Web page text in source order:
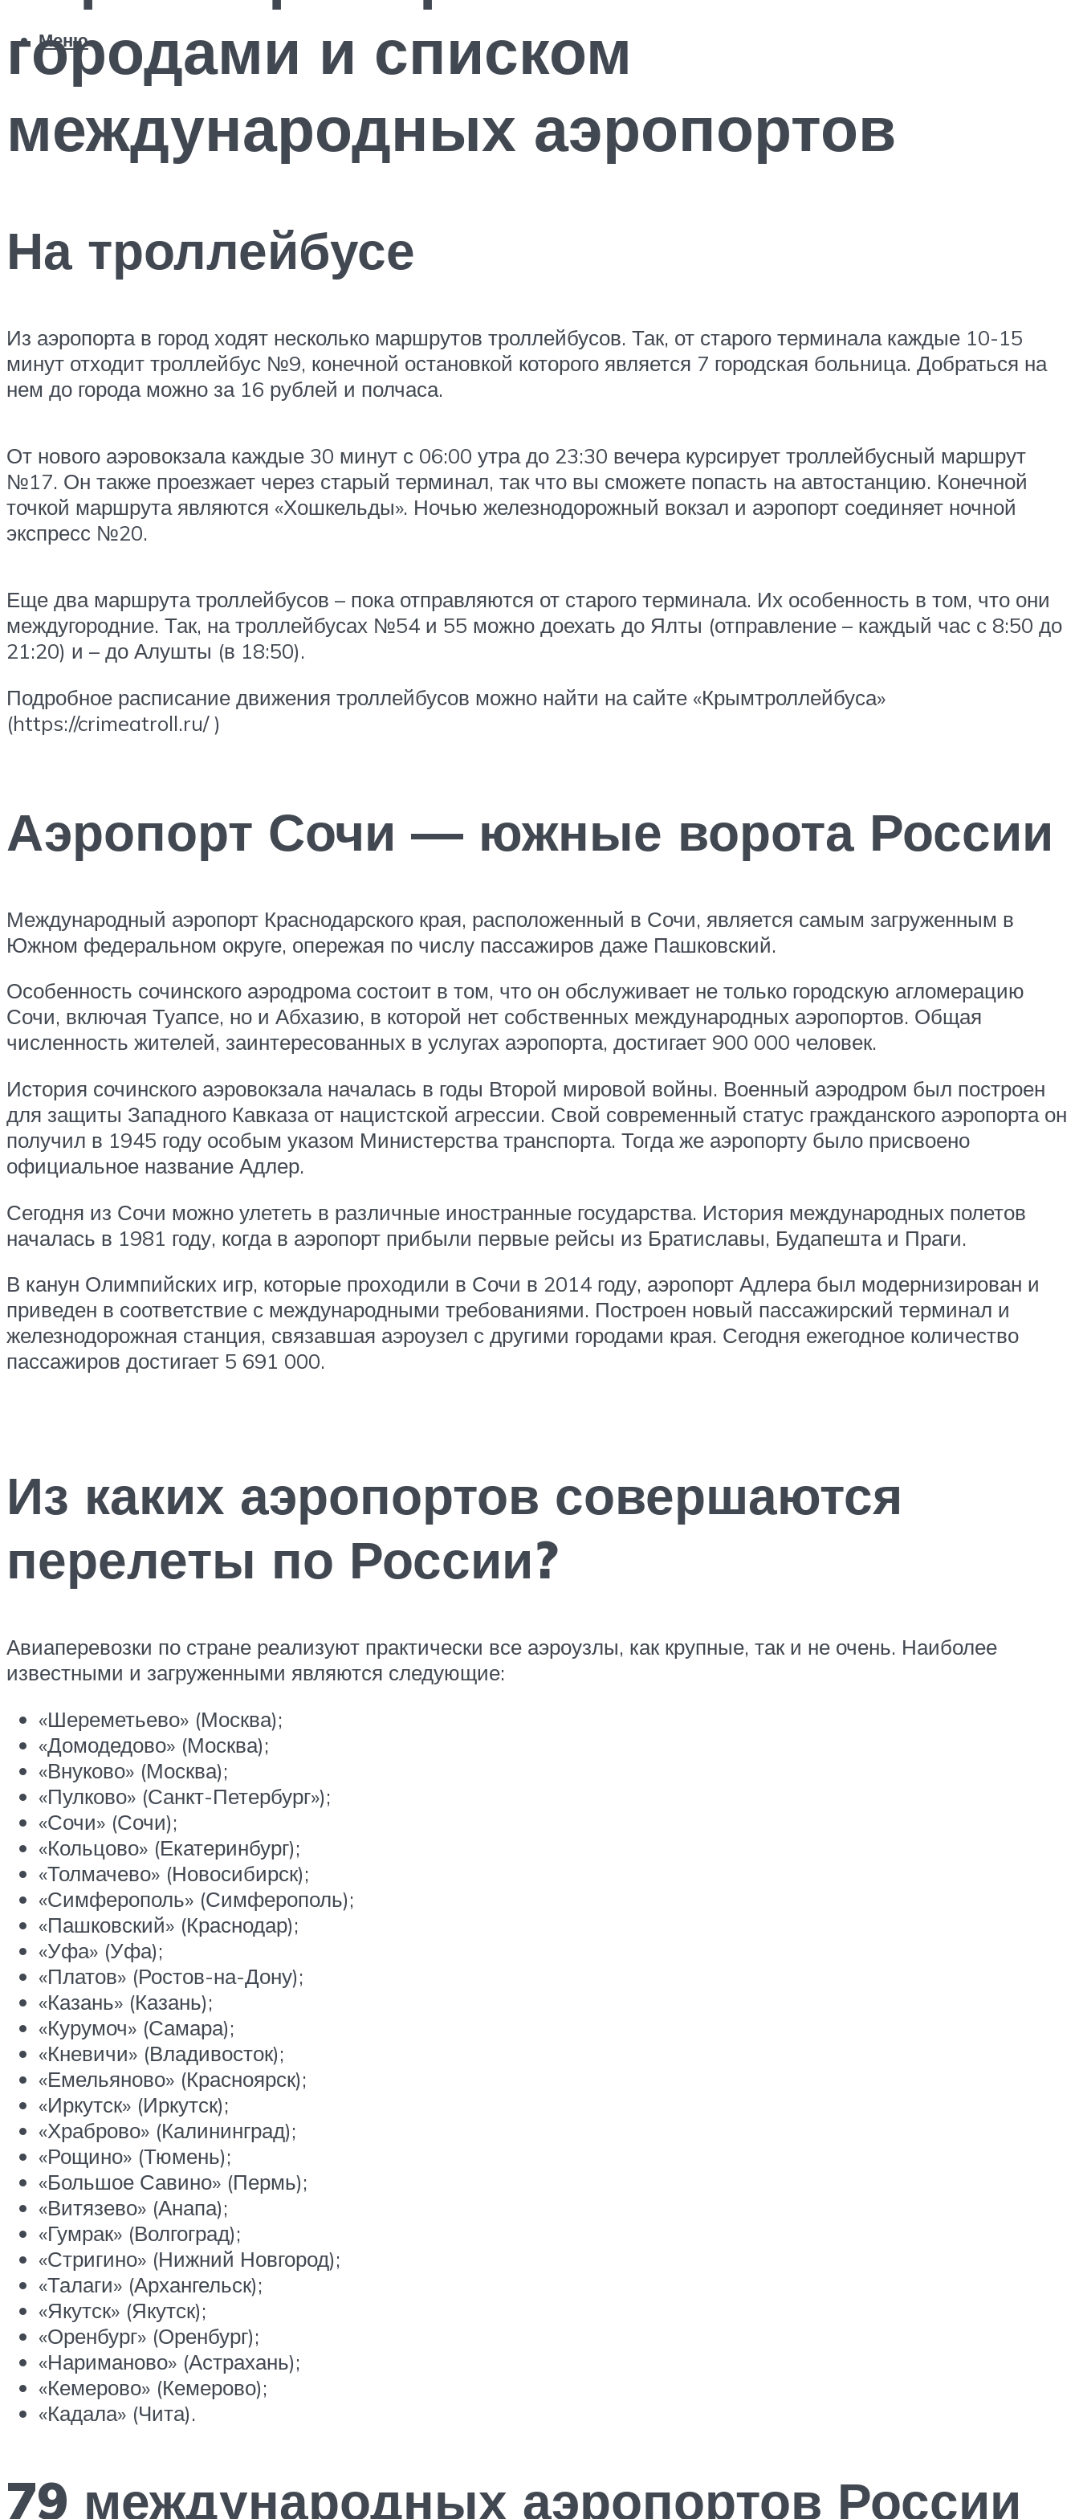
Меню
городами и списком
международных аэропортов
На троллейбусе
Из аэропорта в город ходят несколько маршрутов троллейбусов. Так, от старого терминала каждые 10-15
минут отходит троллейбус №9, конечной остановкой которого является 7 городская больница. Добраться на
нем до города можно за 16 рублей и полчаса.
От нового аэровокзала каждые 30 минут с 06:00 утра до 23:30 вечера курсирует троллейбусный маршрут
№17. Он также проезжает через старый терминал, так что вы сможете попасть на автостанцию. Конечной
точкой маршрута являются «Хошкельды». Ночью железнодорожный вокзал и аэропорт соединяет ночной
экспресс №20.
Еще два маршрута троллейбусов – пока отправляются от старого терминала. Их особенность в том, что они
междугородние. Так, на троллейбусах №54 и 55 можно доехать до Ялты (отправление – каждый час с 8:50 до
21:20) и – до Алушты (в 18:50).
Подробное расписание движения троллейбусов можно найти на сайте «Крымтроллейбуса»
(https://crimeatroll.ru/ )
Аэропорт Сочи — южные ворота России
Международный аэропорт Краснодарского края, расположенный в Сочи, является самым загруженным в
Южном федеральном округе, опережая по числу пассажиров даже Пашковский.
Особенность сочинского аэродрома состоит в том, что он обслуживает не только городскую агломерацию
Сочи, включая Туапсе, но и Абхазию, в которой нет собственных международных аэропортов. Общая
численность жителей, заинтересованных в услугах аэропорта, достигает 900 000 человек.
История сочинского аэровокзала началась в годы Второй мировой войны. Военный аэродром был построен
для защиты Западного Кавказа от нацистской агрессии. Свой современный статус гражданского аэропорта он
получил в 1945 году особым указом Министерства транспорта. Тогда же аэропорту было присвоено
официальное название Адлер.
Сегодня из Сочи можно улететь в различные иностранные государства. История международных полетов
началась в 1981 году, когда в аэропорт прибыли первые рейсы из Братиславы, Будапешта и Праги.
В канун Олимпийских игр, которые проходили в Сочи в 2014 году, аэропорт Адлера был модернизирован и
приведен в соответствие с международными требованиями. Построен новый пассажирский терминал и
железнодорожная станция, связавшая аэроузел с другими городами края. Сегодня ежегодное количество
пассажиров достигает 5 691 000.
Из каких аэропортов совершаются
перелеты по России?
Авиаперевозки по стране реализуют практически все аэроузлы, как крупные, так и не очень. Наиболее
известными и загруженными являются следующие:
«Шереметьево» (Москва);
«Домодедово» (Москва);
«Внуково» (Москва);
«Пулково» (Санкт-Петербург»);
«Сочи» (Сочи);
«Кольцово» (Екатеринбург);
«Толмачево» (Новосибирск);
«Симферополь» (Симферополь);
«Пашковский» (Краснодар);
«Уфа» (Уфа);
«Платов» (Ростов-на-Дону);
«Казань» (Казань);
«Курумоч» (Самара);
«Кневичи» (Владивосток);
«Емельяново» (Красноярск);
«Иркутск» (Иркутск);
«Храброво» (Калининград);
«Рощино» (Тюмень);
«Большое Савино» (Пермь);
«Витязево» (Анапа);
«Гумрак» (Волгоград);
«Стригино» (Нижний Новгород);
«Талаги» (Архангельск);
«Якутск» (Якутск);
«Оренбург» (Оренбург);
«Нариманово» (Астрахань);
«Кемерово» (Кемерово);
«Кадала» (Чита).
79 международных аэропортов России